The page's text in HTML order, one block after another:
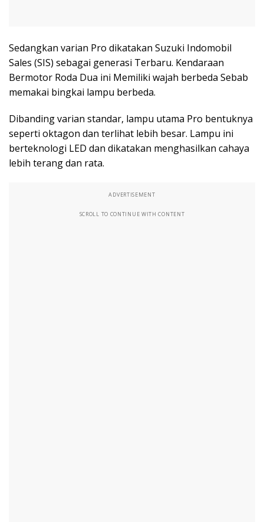
Sedangkan varian Pro dikatakan Suzuki Indomobil
Sales (SIS) sebagai generasi Terbaru. Kendaraan
Bermotor Roda Dua ini Memiliki wajah berbeda Sebab
memakai bingkai lampu berbeda.
Dibanding varian standar, lampu utama Pro bentuknya
seperti oktagon dan terlihat lebih besar. Lampu ini
berteknologi LED dan dikatakan menghasilkan cahaya
lebih terang dan rata.
ADVERTISEMENT
SCROLL TO CONTINUE WITH CONTENT